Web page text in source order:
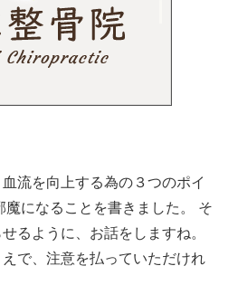
流を向上する為の３つのポイ
魔になることを書きました。 そ
るように、お話をしますね。
で、注意を払っていただけれ